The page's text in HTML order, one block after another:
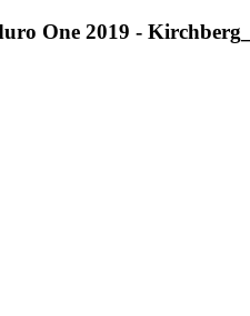
One 2019 -